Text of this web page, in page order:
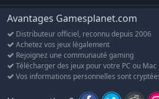
Avantages Gamesplanet.com
Distributeur officiel, reconnu depuis 2006
Achetez vos jeux légalement
Rejoignez une communauté gaming
Télécharger des jeux pour votre PC ou Mac
Vos informations personnelles sont